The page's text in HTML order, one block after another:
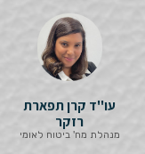
עו''ד קרן תפארת
רזקר
מנהלת מח' ביטוח לאומי